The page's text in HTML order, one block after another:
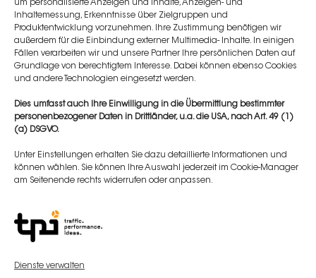
um personalisierte Anzeigen und Inhalte, Anzeigen- und
Inhaltemessung, Erkenntnisse über Zielgruppen und
Produktentwicklung vorzunehmen. Ihre Zustimmung benötigen wir
außerdem für die Einbindung externer Multimedia- Inhalte. In einigen
Fällen verarbeiten wir und unsere Partner Ihre persönlichen Daten auf
Grundlage von berechtigtem Interesse. Dabei können ebenso Cookies
und andere Technologien eingesetzt werden.
Dies umfasst auch Ihre Einwilligung in die Übermittlung bestimmter
personenbezogener Daten in Drittländer, u.a. die USA, nach Art. 49 (1)
(a) DSGVO.
Unter Einstellungen erhalten Sie dazu detaillierte Informationen und
können wählen. Sie können Ihre Auswahl jederzeit im Cookie-Manager
am Seitenende rechts widerrufen oder anpassen.
Dienste verwalten
Pause:11:45– 12.30 Uhr
Live- Demo und Hands on:12:30 - 16:45 Uhr
Verabschiedung:16.45 – 17 Uhr
Event Location
Location:
Adresse: